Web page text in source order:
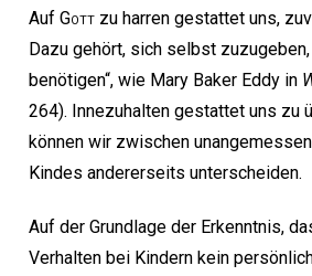
Auf Gott zu harren gestattet uns,
Dazu gehört, sich selbst
benötigen“, wie Mary Baker Eddy in
264). Innezuhalten gestattet uns zu
können wir zwischen
Kindes andererseits unterscheiden.
Auf der Grundlage der Erkenntnis,
Verhalten bei Kindern kein